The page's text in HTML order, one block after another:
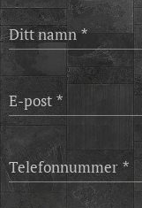
Ditt namn
E-post
Telefonnummer